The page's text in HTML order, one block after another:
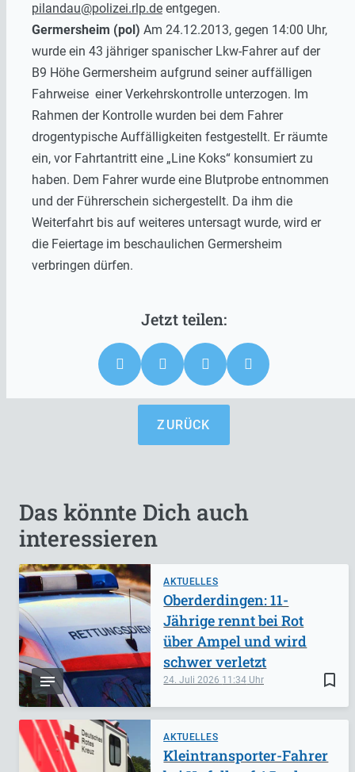
pilandau@polizei.rlp.de entgegen.
Germersheim (pol) Am 24.12.2013, gegen 14:00 Uhr,
wurde ein 43 jähriger spanischer Lkw-Fahrer auf der
B9 Höhe Germersheim aufgrund seiner auffälligen
Fahrweise einer Verkehrskontrolle unterzogen. Im
Rahmen der Kontrolle wurden bei dem Fahrer
drogentypische Auffälligkeiten festgestellt. Er räumte
ein, vor Fahrtantritt eine „Line Koks“ konsumiert zu
haben. Dem Fahrer wurde eine Blutprobe entnommen
und der Führerschein sichergestellt. Da ihm die
Weiterfahrt bis auf weiteres untersagt wurde, wird er
die Feiertage im beschaulichen Germersheim
verbringen dürfen.
ZURÜCK
Das könnte Dich auch
interessieren
AKTUELLES
bookmark_border
24. Juli 2026 11:34
Oberderdingen: 11-
Jährige rennt bei Rot
über Ampel und wird
schwer verletzt
AKTUELLES
Kleintransporter-Fahrer